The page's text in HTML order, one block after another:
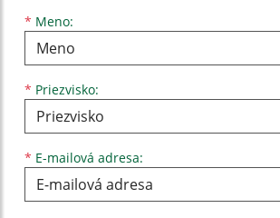
* Meno:
Meno
* Priezvisko:
Priezvisko
* E-mailová adresa:
E-mailová adresa